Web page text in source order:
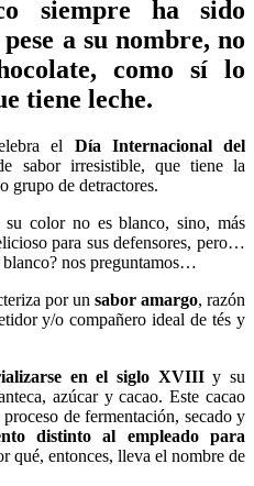
siempre ha sido
a su nombre, no
como sí lo
tiene leche.
el Día Internacional del
sabor irresistible, que tiene la
grupo de detractores.
su color no es blanco, sino, más
para sus defensores, pero…
blanco? nos preguntamos…
por un sabor amargo, razón
y/o compañero ideal de tés y
en el siglo XVIIIy su
azúcar y cacao. Este cacao
de fermentación, secado y
distinto al empleado para
qué, entonces, lleva el nombre de